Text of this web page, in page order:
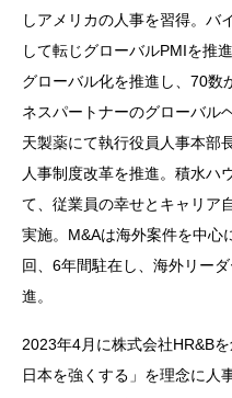
しアメリカの人事を習得。バ
して転じグローバルPMIを推
グローバル化を推進し、70数
ネスパートナーのグローバル
天製薬にて執行役員人事本部
人事制度改革を推進。積水ハ
て、従業員の幸せとキャリア
実施。M&Aは海外案件を中心
回、6年間駐在し、海外リー
進。
2023年4月に株式会社HR&B
日本を強くする」を理念に人